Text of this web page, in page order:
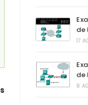
de
17
de
8